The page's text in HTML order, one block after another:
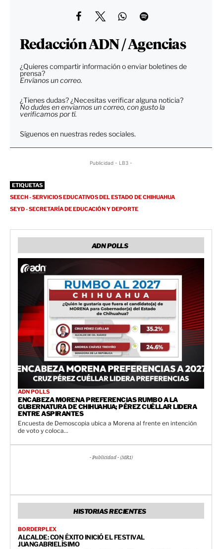
Redacción ADN / Agencias
¿Quieres compartir información o enviar boletines de
prensa?
Envíanos un correo.
¿Tienes dudas? ¿Necesitas verificar alguna noticia?
No dudes en enviarnos un correo, con gusto la
verificamos por tí.
Síguenos en nuestras redes sociales.
Publicidad - LB3 -
ETIQUETAS
SEECH - SERVICIOS EDUCATIVOS DEL ESTADO DE CHIHUAHUA
SEYD - SECRETARÍA DE EDUCACIÓN Y DEPORTE
ADN POLLS
ADN POLLS
ENCABEZA MORENA PREFERENCIAS RUMBO A LA
GUBERNATURA DE CHIHUAHUA; PÉREZ CUÉLLAR LIDERA
ENTRE ASPIRANTES
Encuesta de Demoscopia ubica a Morena al frente en intención
de voto y coloca...
- Publicidad - (MR1)
HISTORIAS RECIENTES
BORDERPLEX
ALCALDE: CON ÉXITO INICIÓ EL FESTIVAL
JUANGABRIELÍSIMO